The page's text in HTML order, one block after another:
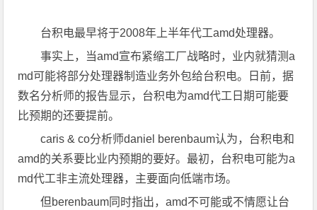
台积电最早将于2008年上半年代工amd处理器。
事实上，当amd宣布紧缩工厂战略时，业内就猜测a
md可能将部分处理器制造业务外包给台积电。日前，据
数名分析师的报告显示，台积电为amd代工日期可能要
比预期的还要提前。
caris & co分析师daniel berenbaum认为，台积电和
amd的关系要比业内预期的要好。最初，台积电可能为a
md代工非主流处理器，主要面向低端市场。
但berenbaum同时指出，amd不可能或不情愿让台